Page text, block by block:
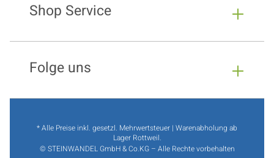
Shop Service
Folge uns
* Alle Preise inkl. gesetzl. Mehrwertsteuer | Warenabholung ab
Lager Rottweil.
© STEINWANDEL GmbH & Co.KG – Alle Rechte vorbehalten